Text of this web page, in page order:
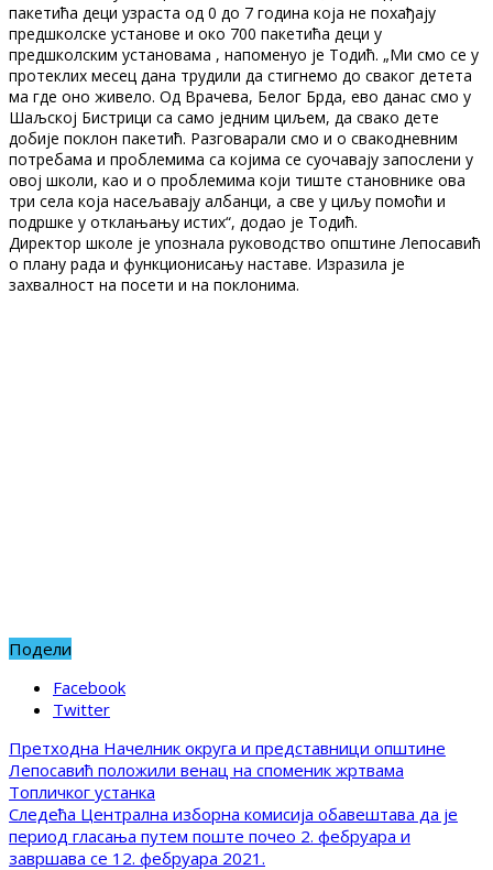
пакетића деци узраста од 0 до 7 година која не похађају
предшколске установе и око 700 пакетића деци у
предшколским установама , напоменуо је Тодић. „Ми смо се у
протеклих месец дана трудили да стигнемо до сваког детета
ма где оно живело. Од Врачева, Белог Брда, ево данас смо у
Шаљској Бистрици са само једним циљем, да свако дете
добије поклон пакетић. Разговарали смо и о свакодневним
потребама и проблемима са којима се суочавају запослени у
овој школи, као и о проблемима који тиште становнике ова
три села која насељавају албанци, а све у циљу помоћи и
подршке у отклањању истих“, додао је Тодић.
Директор школе је упознала руководство општине Лепосавић
о плану рада и функционисању наставе. Изразила је
захвалност на посети и на поклонима.
Подели
Facebook
Twitter
Претходна Начелник округа и представници општине
Лепосавић положили венац на споменик жртвама
Топличког устанка
Следећа Централна изборна комисија обавештава да је
период гласања путем поште почео 2. фебруара и
завршава се 12. фебруара 2021.